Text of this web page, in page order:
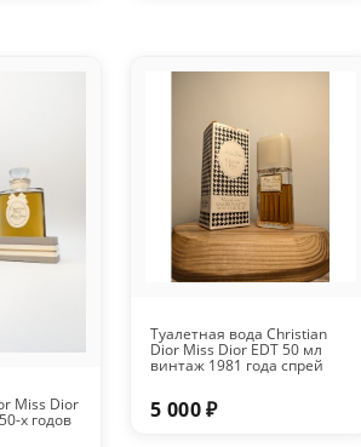
Miss Dior
х годов
Туалетная вода Christian
Dior Miss Dior EDT 50 мл
винтаж 1981 года спрей
5 000 ₽